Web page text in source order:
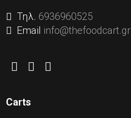
Τηλ. 6936960525
Email info@thefoodcart.gr
Carts